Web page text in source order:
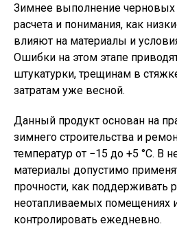
Зимнее выполнение черновых
расчета и понимания, как
влияют на материалы и
Ошибки на этом этапе
штукатурки, трещинам в
затратам уже весной.
Данный продукт основан на
зимнего строительства и
температур от −15 до +5 °C. В
материалы допустимо
прочности, как поддерживать
неотапливаемых помещениях
контролировать ежедневно.